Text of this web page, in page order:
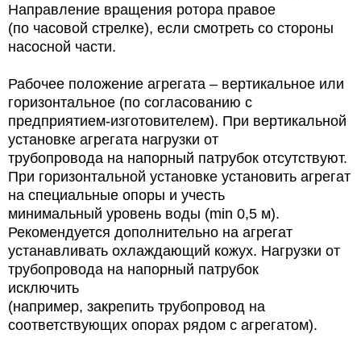
Направление вращения ротора правое
(по часовой стрелке), если смотреть со стороны
насосной части.
Рабочее положение агрегата – вертикальное или
горизонтальное (по согласованию с
предприятием-изготовителем). При вертикальной
установке агрегата нагрузки от
трубопровода на напорный патрубок отсутствуют.
При горизонтальной установке установить агрегат
на специальные опоры и учесть
минимальный уровень воды (min 0,5 м).
Рекомендуется дополнительно на агрегат
устанавливать охлаждающий кожух. Нагрузки от
трубопровода на напорный патрубок
исключить
(например, закрепить трубопровод на
соответствующих опорах рядом с агрегатом).